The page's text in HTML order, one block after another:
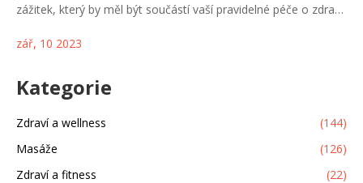
zážitek, který by měl být součástí vaší pravidelné péče o zdraví.
cca 30-60 minut. Takže pokud jste v běžném dne
stresu a napětí v těle.
zář, 10 2023
Kategorie
Zdraví a wellness
(144)
Masáže
(126)
Zdraví a fitness
(22)